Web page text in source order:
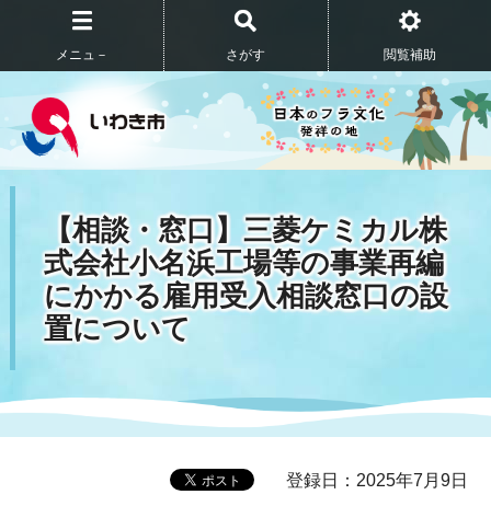
メニュ－ さがす 閲覧補助
【相談・窓口】三菱ケミカル株
式会社小名浜工場等の事業再編
にかかる雇用受入相談窓口の設
置について
登録日：2025年7月9日